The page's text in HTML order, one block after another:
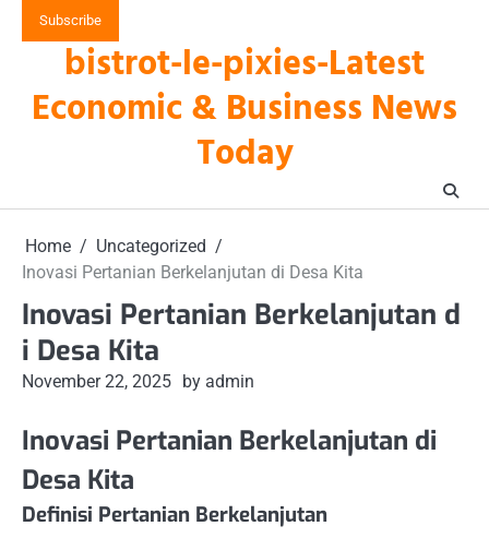
Subscribe
bistrot-le-pixies-Latest
Economic & Business News
Today
Home
Uncategorized
Inovasi Pertanian Berkelanjutan di Desa Kita
Inovasi Pertanian Berkelanjutan d
i Desa Kita
November 22, 2025 by admin
Inovasi Pertanian Berkelanjutan di
Desa Kita
Definisi Pertanian Berkelanjutan